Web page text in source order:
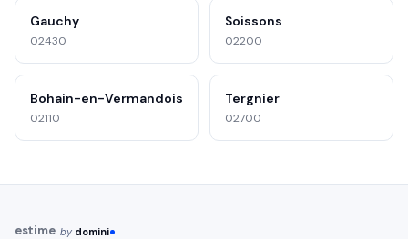
Gauchy
02430
Soissons
02200
Bohain-en-Vermandois
02110
Tergnier
02700
estime by domini